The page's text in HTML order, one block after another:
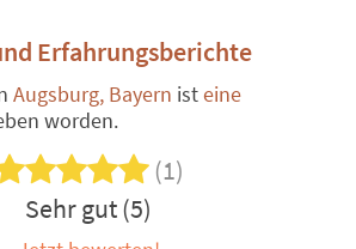
Erfahrungsberichte
Augsburg, Bayern isteine
worden.
(1)
Sehr gut (5)